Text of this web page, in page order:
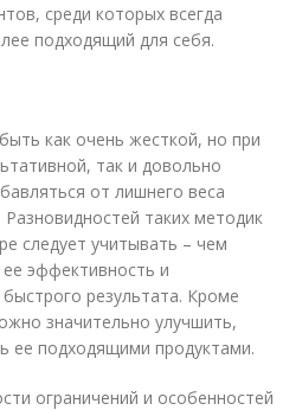
среди которых всегда
подходящий для себя.
как очень жесткой, но при
так и довольно
от лишнего веса
таких методик
следует учитывать – чем
эффективность и
результата. Кроме
значительно улучшить,
ее подходящими продуктами.
ограничений и особенностей